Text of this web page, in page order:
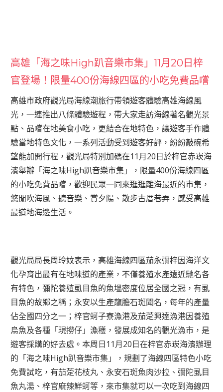
高雄「海之味High趴音樂市集」11月20日梓
官登場！限量400份海線四區的小吃免費品嚐
高雄市政府觀光局海線潮旅行帶領遊客體驗高雄海線風
光，一連推出八條體驗遊程，帶大家走訪海線著名觀光景
點、品嚐在地美食小吃，更結合在地特色，讓遊客手作體
驗當地特色文化，一系列活動受到遊客好評，紛紛敲碗希
望能加開行程，觀光局特別加碼在11月20日於梓官赤崁海
濱舉辦「海之味High趴音樂市集」，限量400份海線四區
的小吃免費品嚐，歡迎民眾一同來逛逛離海最近的市集，
悠閒吹海風、聽音樂、賞夕陽、散步古厝巷弄，感受高雄
最道地海邊生活。
觀光局局長周玲妏表示，高雄海線四區茄永彌梓因海洋文
化孕育出最有在地味道的產業，不僅養殖水產遠近馳名各
有特色，彌陀養殖虱目魚的魚塭密度位居全國之冠，有虱
目魚的故鄉之稱；永安以生產龍膽石斑聞名，每年的產量
佔全國四分之一；梓官蚵子寮漁港及茄萣興達漁港因養殖
烏魚及各種「現撈仔」漁穫，發展成知名的觀光漁市，是
遊客採購的好去處。本周日11月20日在梓官赤崁海濱辦理
的「海之味High趴音樂市集」，規劃了海線四區特色小吃
免費試吃，有茄萣花枝丸、永安石斑魚肉沙拉、彌陀虱目
魚丸湯、梓官麻辣鮮蚵等，來市集就可以一次吃到海線四